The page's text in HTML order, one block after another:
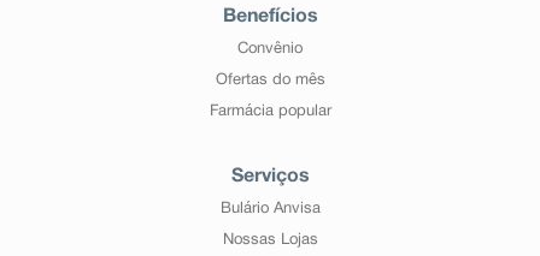
Benefícios
Convênio
Ofertas do mês
Farmácia popular
Serviços
Bulário Anvisa
Nossas Lojas